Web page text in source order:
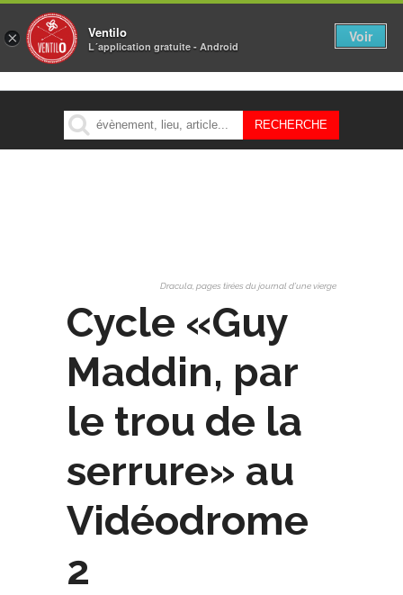
MENU
Dracula, pages tirées du journal d’une vierge
Cycle «Guy
Maddin, par
le trou de la
serrure» au
Vidéodrome
2
× Ventilo
L´application gratuite - Android
Voir